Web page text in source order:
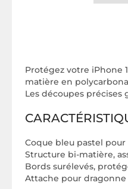
Protégez votre iPhone
matière en
Les découpes précises
Coque bleu pastel pour
Structure bi-matière,
Bords surélevés,
Attache pour